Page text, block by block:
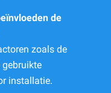
de
zoals de
gebruikte
installatie.